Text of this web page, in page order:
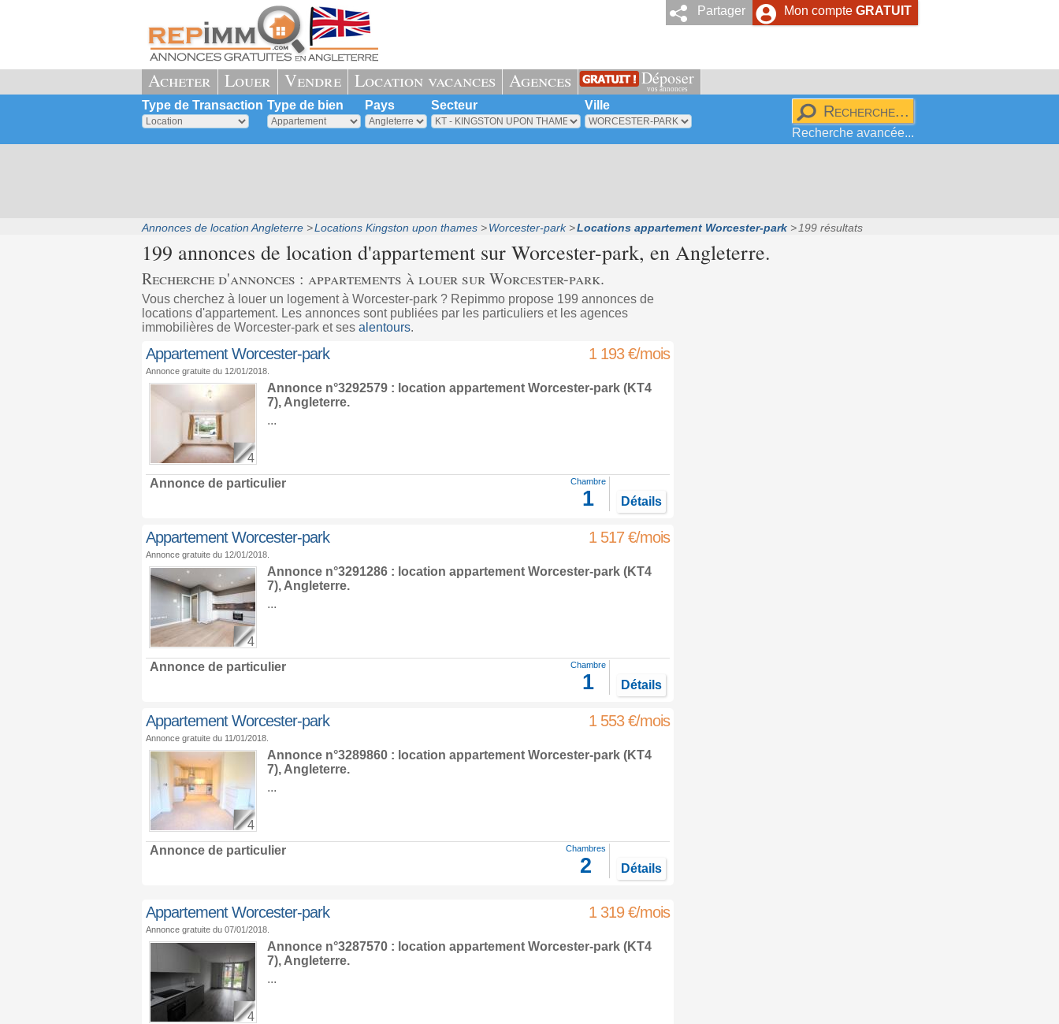
Mon compte GRATUIT
Partager
Acheter Louer Vendre Location vacances Agences Déposer
vos annonces
Type de Transaction Type de bien Pays Secteur Ville
Recherche avancée...
Annonces de location Angleterre Locations Kingston upon thames Worcester-park Locations appartement Worcester-park 199 résultats
199 annonces de location d'appartement sur Worcester-park, en Angleterre.
Recherche d'annonces : appartements à louer sur Worcester-park.
Vous cherchez à louer un logement à Worcester-park ? Repimmo propose 199 annonces de
locations d'appartement. Les annonces sont publiées par les particuliers et les agences
immobilières de Worcester-park et ses alentours.
Appartement Worcester-park 1 193 €/mois
Annonce gratuite du 12/01/2018.
4
Annonce n°3292579 : location appartement Worcester-park(KT4
7), Angleterre.
...
Annonce de particulier Chambre
1 Détails
Appartement Worcester-park 1 517 €/mois
Annonce gratuite du 12/01/2018.
4
Annonce n°3291286 : location appartement Worcester-park(KT4
7), Angleterre.
...
Annonce de particulier Chambre
1 Détails
Appartement Worcester-park 1 553 €/mois
Annonce gratuite du 11/01/2018.
4
Annonce n°3289860 : location appartement Worcester-park(KT4
7), Angleterre.
...
Annonce de particulier Chambres
2 Détails
Appartement Worcester-park 1 319 €/mois
Annonce gratuite du 07/01/2018.
4
Annonce n°3287570 : location appartement Worcester-park(KT4
7), Angleterre.
...